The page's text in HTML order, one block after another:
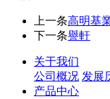
上一条高明基
下一条譽軒
关于我们
公司概况 发展
产品中心